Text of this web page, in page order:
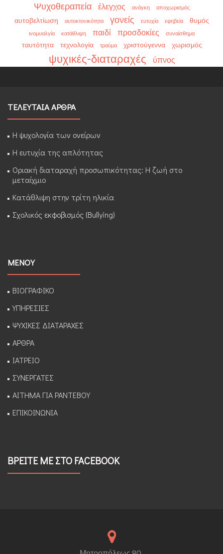
Ψυχοθεραπεία
έλεγχος ανάγκη αποχωρισμός
αυτοβελτίωση αυτοκτονικότητα γονείς ευτυχία εφηβεία θυμός
ινομυαλγία κατάθλιψη παιδί προσδοκίες συναίσθημα
ταυτότητα τεχνολογία τραύμα χριστούγεννα χωρισμός
ψυχικές-διαταραχές ύπνος
ΤΕΛΕΥΤΑΙΑ ΑΡΘΡΑ
Η ψυχολογία των ονείρων
Η ευτυχία της απλότητας
Οριακή διαταραχή προσωπικότητας: Η ζωή στο
μεταίχμιο
Κατάθλιψη στην τρίτη ηλικία
Σχολικός εκφοβισμός (Bullying)
ΜΕΝΟΥ
ΒΙΟΓΡΑΦΙΚΟ
ΥΠΗΡΕΣΙΕΣ
ΨΥΧΙΚΕΣ ΔΙΑΤΑΡΑΧΕΣ
ΑΡΘΡΑ
ΙΑΤΡΕΙΟ
ΣΥΝΕΡΓΑΤΕΣ
ΑΙΤΗΜΑ ΓΙΑ ΡΑΝΤΕΒΟΥ
ΕΠΙΚΟΙΝΩΝΙΑ
ΒΡΕΙΤΕ ΜΕ ΣΤΟ FACEBOOK